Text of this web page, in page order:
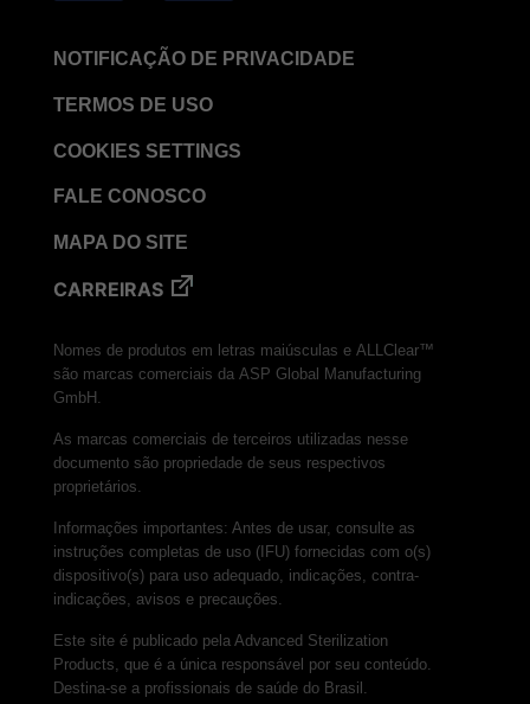
NOTIFICAÇÃO DE PRIVACIDADE
TERMOS DE USO
COOKIES SETTINGS
FALE CONOSCO
MAPA DO SITE
CARREIRAS
Nomes de produtos em letras maiúsculas e ALLClear™
são marcas comerciais da ASP Global Manufacturing
GmbH.
As marcas comerciais de terceiros utilizadas nesse
documento são propriedade de seus respectivos
proprietários.
Informações importantes: Antes de usar, consulte as
instruções completas de uso (IFU) fornecidas com o(s)
dispositivo(s) para uso adequado, indicações, contra-
indicações, avisos e precauções.
Este site é publicado pela Advanced Sterilization
Products, que é a única responsável por seu conteúdo.
Destina-se a profissionais de saúde do Brasil.